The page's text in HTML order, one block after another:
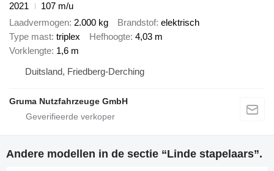
2021
107 m/u
Laadvermogen 2.000 kg Brandstof elektrisch
Type mast triplex Hefhoogte 4,03 m
Vorklengte 1,6 m
Duitsland, Friedberg-Derching
Gruma Nutzfahrzeuge GmbH
Andere modellen in de sectie “Linde stapelaars”.